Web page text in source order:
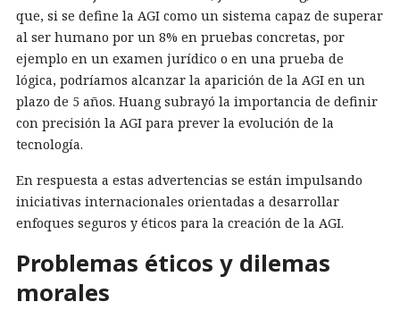
que, si se define la AGI como un sistema capaz de superar
al ser humano por un 8% en pruebas concretas, por
ejemplo en un examen jurídico o en una prueba de
lógica, podríamos alcanzar la aparición de la AGI en un
plazo de 5 años. Huang subrayó la importancia de definir
con precisión la AGI para prever la evolución de la
tecnología.
En respuesta a estas advertencias se están impulsando
iniciativas internacionales orientadas a desarrollar
enfoques seguros y éticos para la creación de la AGI.
Problemas éticos y dilemas
morales